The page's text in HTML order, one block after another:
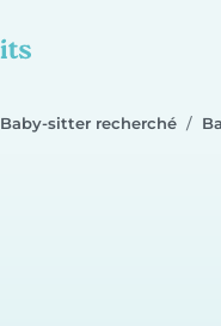
Baby-sitter recherché